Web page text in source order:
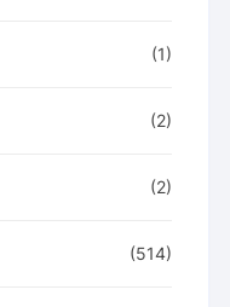
(1)
(2)
(2)
(514)